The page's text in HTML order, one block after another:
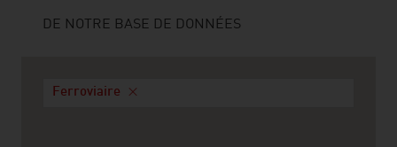
DE NOTRE BASE DE DONNÉES
Ferroviaire